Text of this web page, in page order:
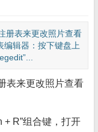
册表来更改照片查看
编辑器：按下键盘上
表来更改照片查看
+ R”组合键，打开